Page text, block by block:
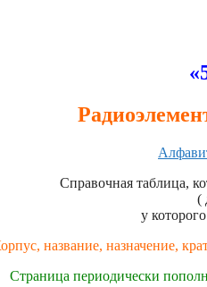
Справочная таблица,
(
у
название, назначение,
Страница периодически